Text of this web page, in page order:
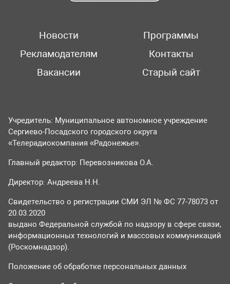
Новости
Программы
Рекламодателям
Контакты
Вакансии
Старый сайт
Учредитель: Муниципальное автономное учреждение
Сергиево-Посадского городского округа
«Телерадиокомпания «Радонежье».
Главный редактор: Перевозникова О.А.
Директор: Андреева Н.Н.
Свидетельство о регистрации СМИ ЭЛ № ФС 77-78073 от
20.03.2020
выдано Федеральной службой по надзору в сфере связи,
информационных технологий и массовых коммуникаций
(Роскомнадзор).
Положение об обработке персональных данных